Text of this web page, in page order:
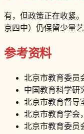
有，但政策正在收紧
京四中）仍保留少量
参考资料
北京市教育委员
中国教育科学研
北京市教育督导
北京市教育学会
北京市教育委员